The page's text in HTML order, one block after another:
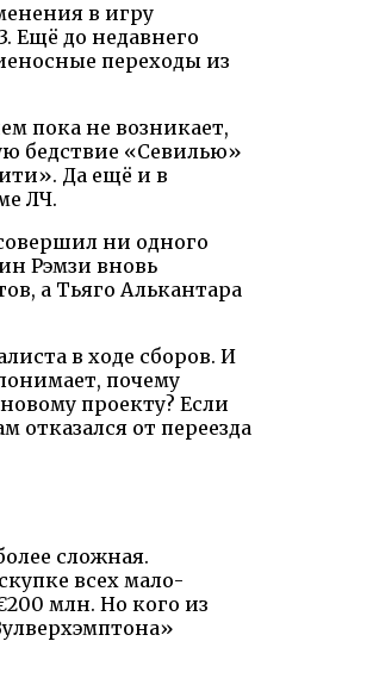
в игру
Ещё до недавнего
переходы из
пока не возникает,
бедствие «Севилью»
Да ещё и в
ЛЧ.
ни одного
Рэмзи вновь
а Тьяго Алькантара
в ходе сборов. И
почему
проекту? Если
отказался от переезда
сложная.
всех мало-
млн. Но кого из